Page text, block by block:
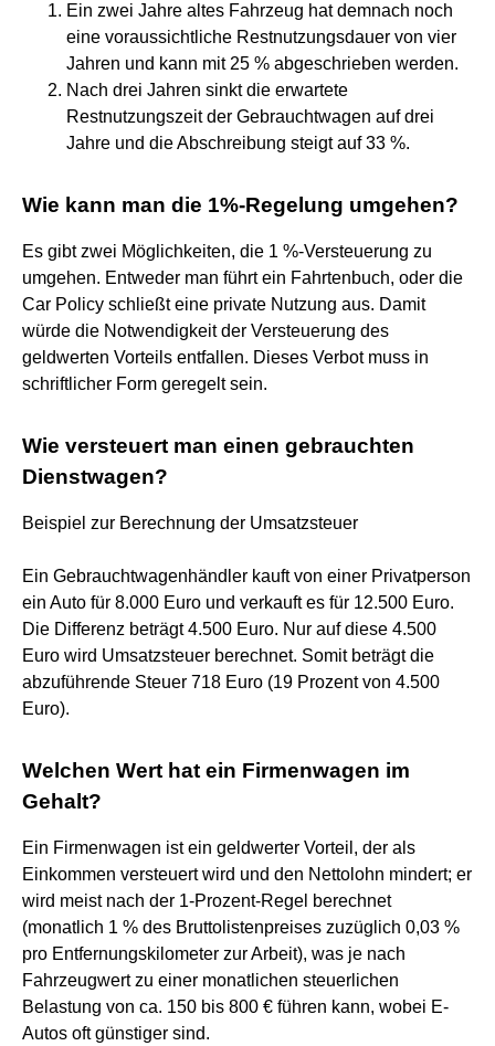
Ein zwei Jahre altes Fahrzeug hat demnach noch
eine voraussichtliche Restnutzungsdauer von vier
Jahren und kann mit 25 % abgeschrieben werden.
Nach drei Jahren sinkt die erwartete
Restnutzungszeit der Gebrauchtwagen auf drei
Jahre und die Abschreibung steigt auf 33 %.
Wie kann man die 1%-Regelung umgehen?
Es gibt zwei Möglichkeiten, die 1 %-Versteuerung zu
umgehen. Entweder man führt ein Fahrtenbuch, oder die
Car Policy schließt eine private Nutzung aus. Damit
würde die Notwendigkeit der Versteuerung des
geldwerten Vorteils entfallen. Dieses Verbot muss in
schriftlicher Form geregelt sein.
Wie versteuert man einen gebrauchten
Dienstwagen?
Beispiel zur Berechnung der Umsatzsteuer
Ein Gebrauchtwagenhändler kauft von einer Privatperson
ein Auto für 8.000 Euro und verkauft es für 12.500 Euro.
Die Differenz beträgt 4.500 Euro. Nur auf diese 4.500
Euro wird Umsatzsteuer berechnet. Somit beträgt die
abzuführende Steuer 718 Euro (19 Prozent von 4.500
Euro).
Welchen Wert hat ein Firmenwagen im
Gehalt?
Ein Firmenwagen ist ein geldwerter Vorteil, der als
Einkommen versteuert wird und den Nettolohn mindert; er
wird meist nach der 1-Prozent-Regel berechnet
(monatlich 1 % des Bruttolistenpreises zuzüglich 0,03 %
pro Entfernungskilometer zur Arbeit), was je nach
Fahrzeugwert zu einer monatlichen steuerlichen
Belastung von ca. 150 bis 800 € führen kann, wobei E-
Autos oft günstiger sind.